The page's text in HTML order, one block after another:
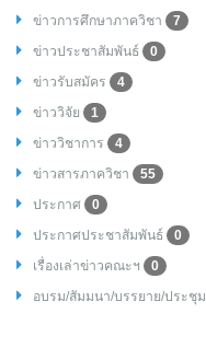
ข่าวการศึกษาภาควิชา
7
ข่าวประชาสัมพันธ์
0
ข่าวรับสมัคร
4
ข่าววิจัย
1
ข่าววิชาการ
4
ข่าวสารภาควิชา
55
ประกาศ
0
ประกาศประชาสัมพันธ์
0
เรื่องเล่าข่าวคณะฯ
0
อบรม/สัมมนา/บรรยาย/ประชุม